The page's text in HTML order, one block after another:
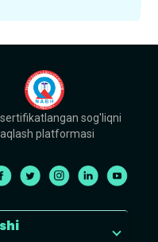
sertifikatlangan sog'liqni
platformasi